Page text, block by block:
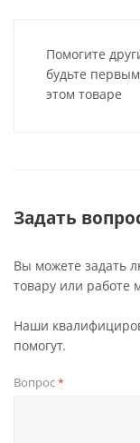
Помогите
будьте
этом товаре
Задать
Вы можете задать
товару или работе
Наши
помогут.
Вопрос*